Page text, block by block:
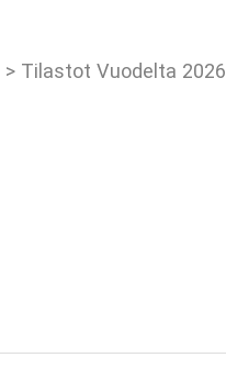
> Tilastot Vuodelta 2026